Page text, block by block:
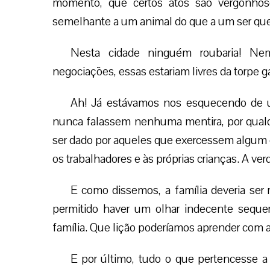
semelhante a um animal do que a um ser
Nesta cidade ninguém roubaria!
negociações, essas estariam livres da
Ah! Já estávamos nos esquecendo
nunca falassem nenhuma mentira, por
ser dado por aqueles que exercessem
os trabalhadores e às próprias crianças. A
E como dissemos, a família deveria
permitido haver um olhar indecente
família. Que lição poderíamos aprender
E por último, tudo o que pertencesse